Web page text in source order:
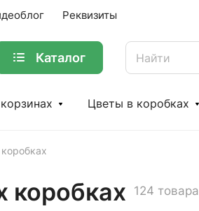
Реквизиты
Каталог
Цветы в коробках
коробках 124 товара